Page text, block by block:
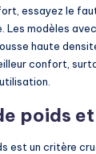
essayez le
Les modèles
haute
confort,
poids
est un critère